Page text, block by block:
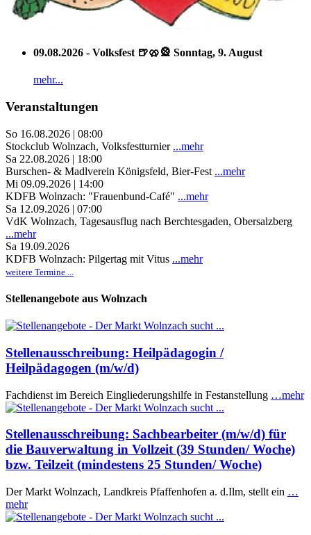
09.08.2026 - Volksfest 🍺🥨🎡 Sonntag, 9. August
mehr...
Veranstaltungen
So 16.08.2026 | 08:00
Stockclub Wolnzach, Volksfestturnier ...mehr
Sa 22.08.2026 | 18:00
Burschen- & Madlverein Königsfeld, Bier-Fest ...mehr
Mi 09.09.2026 | 14:00
KDFB Wolnzach: "Frauenbund-Café" ...mehr
Sa 12.09.2026 | 07:00
VdK Wolnzach, Tagesausflug nach Berchtesgaden, Obersalzberg
...mehr
Sa 19.09.2026
KDFB Wolnzach: Pilgertag mit Vitus ...mehr
weitere Termine ...
Stellenangebote aus Wolnzach
Stellenausschreibung: Heilpädagogin /
Heilpädagogen (m/w/d)
Fachdienst im Bereich Eingliederungshilfe in Festanstellung …mehr
Stellenausschreibung: Sachbearbeiter (m/w/d) für
die Bauverwaltung in Vollzeit (39 Stunden/ Woche)
bzw. Teilzeit (mindestens 25 Stunden/ Woche)
Der Markt Wolnzach, Landkreis Pfaffenhofen a. d.Ilm, stellt ein …
mehr